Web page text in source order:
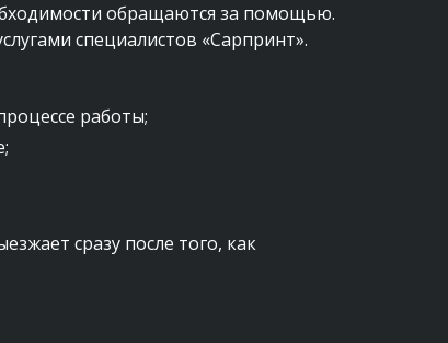
обращаются за помощью.
специалистов «Сарпринт».
работы;
сразу после того, как